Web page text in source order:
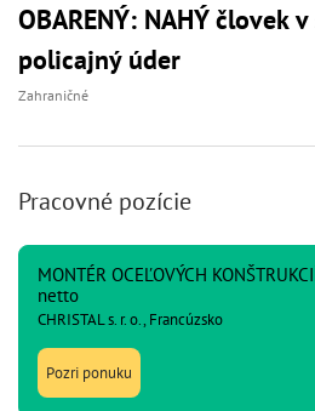
OBARENÝ: NAHÝ človek
policajný úder
Zahraničné
Pracovné pozície
MONTÉR OCEĽOVÝCH
netto
CHRISTAL s. r. o., Francúzsko
Pozri ponuku